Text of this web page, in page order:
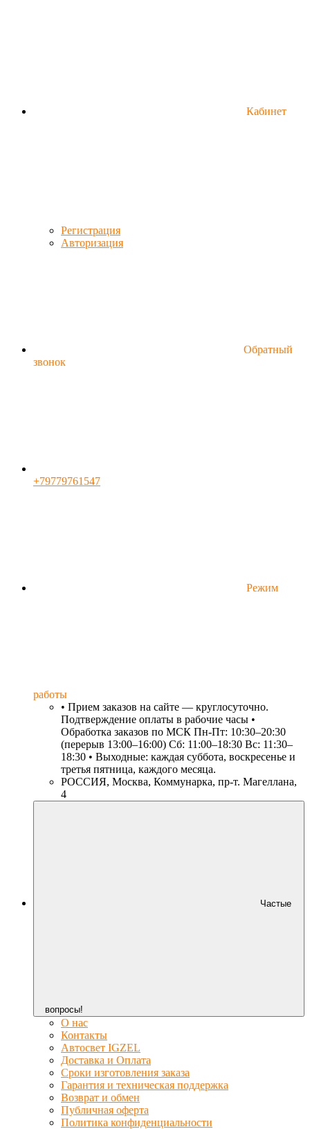
Кабинет
Регистрация
Авторизация
Обратный
звонок
+79779761547
Режим
работы
• Прием заказов на сайте — круглосуточно.
Подтверждение оплаты в рабочие часы •
Обработка заказов по МСК Пн-Пт: 10:30–20:30
(перерыв 13:00–16:00) Сб: 11:00–18:30 Вс: 11:30–
18:30 • Выходные: каждая суббота, воскресенье и
третья пятница, каждого месяца.
РОССИЯ, Москва, Коммунарка, пр-т. Магеллана,
4
Частые
вопросы!
О нас
Контакты
Автосвет IGZEL
Доставка и Оплата
Сроки изготовления заказа
Гарантия и техническая поддержка
Возврат и обмен
Публичная оферта
Политика конфиденциальности